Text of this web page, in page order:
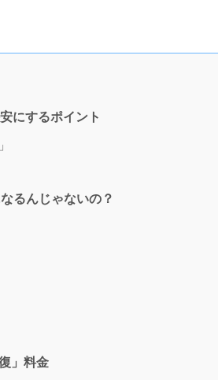
にするポイント
るんじゃないの？
」料金